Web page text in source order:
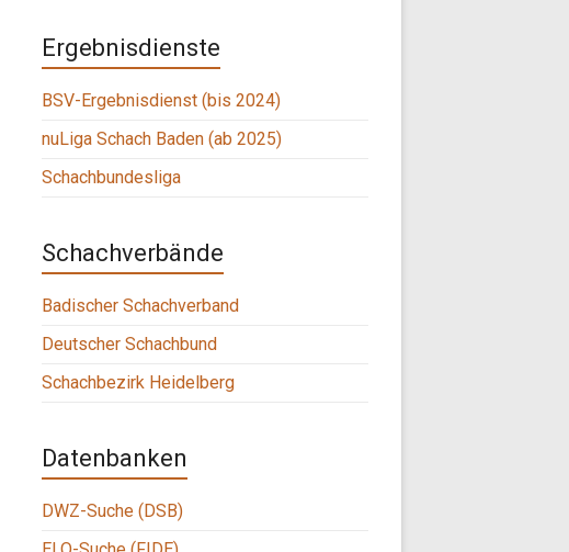
Ergebnisdienste
BSV-Ergebnisdienst (bis 2024)
nuLiga Schach Baden (ab 2025)
Schachbundesliga
Schachverbände
Badischer Schachverband
Deutscher Schachbund
Schachbezirk Heidelberg
Datenbanken
DWZ-Suche (DSB)